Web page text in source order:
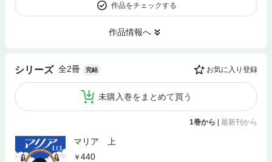
作品をチェックする
作品情報へ
シリーズ 全2冊 完結 お気に入り登録
未購入巻をまとめて買う
1巻から | 最新刊から
マリア 上
440